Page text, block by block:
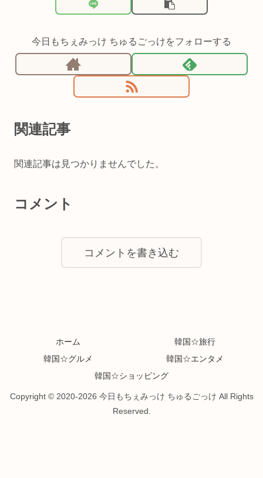
今日もちぇみっけ ちゅるごっけをフォローする
関連記事
関連記事は見つかりませんでした。
コメント
コメントを書き込む
ホーム
韓国☆旅行
韓国☆グルメ
韓国☆エンタメ
韓国☆ショッピング
Copyright © 2020-2026 今日もちぇみっけ ちゅるごっけ All Rights
Reserved.